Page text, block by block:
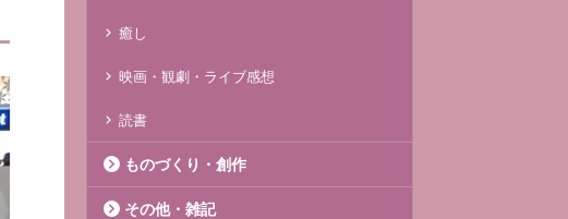
癒し
映画・観劇・ライブ感想
読書
ものづくり・創作
その他・雑記